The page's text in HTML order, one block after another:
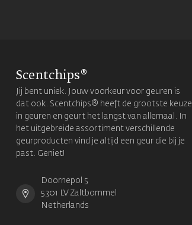
Scentchips®
Jij bent uniek. Jouw voorkeur voor geuren is
dat ook. Scentchips® heeft de grootste keuze
in geuren en geurt het langst van allemaal. In
het uitgebreide assortiment verschillende
geurproducten vind je altijd een geur die bij je
past. Geniet!
Doornepol 5
5301 LV Zaltbommel
Netherlands